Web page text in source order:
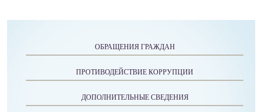
ОБРАЩЕНИЯ ГРАЖДАН
ПРОТИВОДЕЙСТВИЕ КОРРУПЦИИ
ДОПОЛНИТЕЛЬНЫЕ СВЕДЕНИЯ